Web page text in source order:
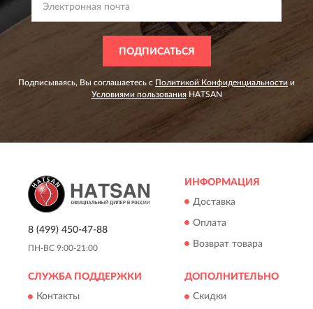
ПОДПИСАТЬСЯ
Подписываясь, Вы соглашаетесь с Политикой Конфиденциальности и
Условиями пользованияHATSAN
8 (499) 450-47-88
ПН-ВС 9:00-21:00
ИНФОРМАЦИЯ
Доставка
Оплата
Возврат товара
СЛУЖБА ПОДДЕРЖКИ
Контакты
ДОПОЛНИТЕЛЬНО
Скидки